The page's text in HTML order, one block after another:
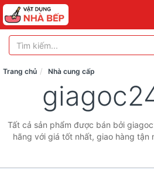
Trang chủ Nhà cung cấp
Tất cả sản phẩm được bán bởi
hãng với giá tốt nhất, giao hàng tận